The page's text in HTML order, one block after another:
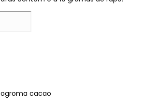
cacao